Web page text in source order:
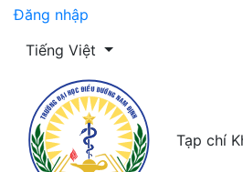
Đăng nhập
Thay đổi ngôn ngữ. Ngôn ngữ
Tiếng Việt
Tạp chí